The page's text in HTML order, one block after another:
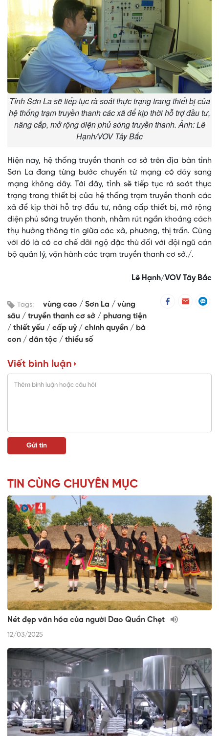
Tỉnh Sơn La sẽ tiếp tục rà soát thực trạng trang thiết bị của
hệ thống trạm truyền thanh các xã để kịp thời hỗ trợ đầu tư,
nâng cấp, mở rộng diện phủ sóng truyền thanh. Ảnh: Lê
Hạnh/VOV Tây Bắc
Hiện nay, hệ thống truyền thanh cơ sở trên địa bàn tỉnh
Sơn La đang từng bước chuyển từ mạng có dây sang
mạng không dây. Tới đây, tỉnh sẽ tiếp tục rà soát thực
trạng trang thiết bị của hệ thống trạm truyền thanh các
xã để kịp thời hỗ trợ đầu tư, nâng cấp thiết bị, mở rộng
diện phủ sóng truyền thanh, nhằm rút ngắn khoảng cách
thụ hưởng thông tin giữa các xã, phường, thị trấn. Cùng
với đó là có cơ chế đãi ngộ đặc thù đối với đội ngũ cán
bộ quản lý, vận hành các trạm truyền thanh cơ sở./.
Lê Hạnh/VOV Tây Bắc
Tags: vùng cao Sơn La
vùng
sâu
truyền thanh cơ sở
phương tiện
thiết yếu
cấp uỷ chính quyền
bà
con
dân tộc thiểu số
Viết bình luận
TIN CÙNG CHUYÊN MỤC
Nét đẹp văn hóa của người Dao Quần Chẹt
12/03/2025